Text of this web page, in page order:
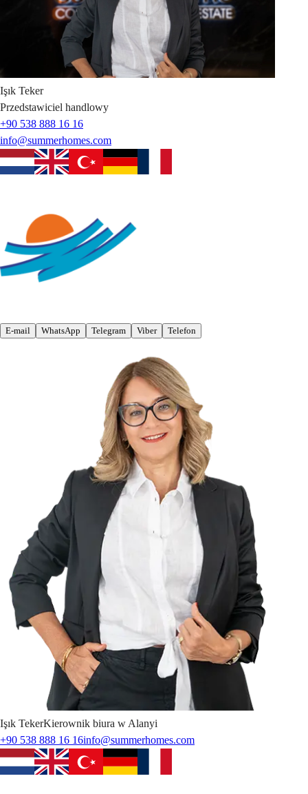
Işık Teker
Przedstawiciel handlowy
+90 538 888 16 16
info@summerhomes.com
E-mail WhatsApp Telegram Viber Telefon
Işık TekerKierownik biura w Alanyi
+90 538 888 16 16info@summerhomes.com